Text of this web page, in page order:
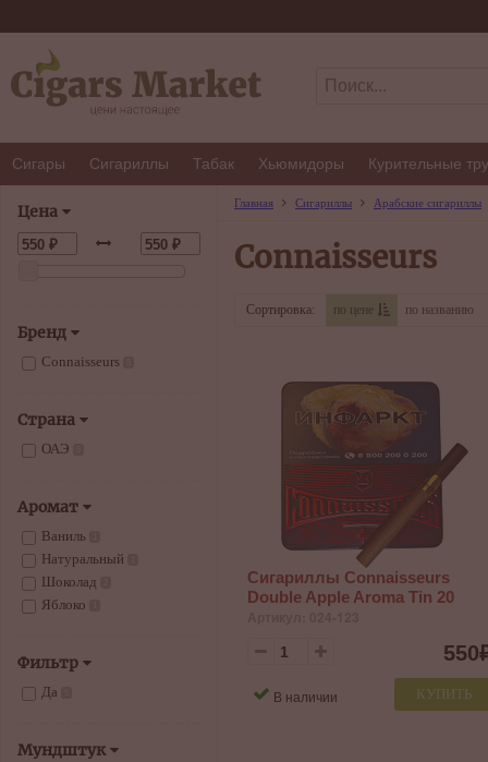
Сигары Сигариллы Табак Хьюмидоры Курительные
Цена
Бренд
Connaisseurs
Страна
ОАЭ
Аромат
Ваниль
Натуральный
Шоколад
Яблоко
Фильтр
Да
Мундштук
Главная Сигариллы Арабские сигариллы
Connaisseurs
Сортировка: по цене по названию
Сигариллы Connaisseurs
Double Apple Aroma Tin 20
550
КУПИТЬ
В наличии